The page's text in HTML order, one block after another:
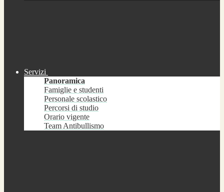
Servizi
Panoramica
Famiglie e studenti
Personale scolastico
Percorsi di studio
Orario vigente
Team Antibullismo